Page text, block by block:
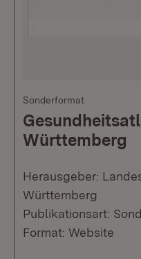
Sonderformat
Württemberg
Herausgeber:
Württemberg
Publikationsart:
Format: Website